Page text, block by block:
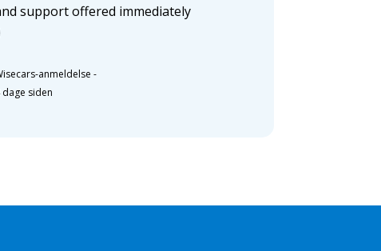
support offered immediately
anmeldelse -
dage siden